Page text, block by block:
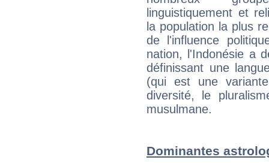
linguistiquement et
la population la plus
de l'influence
nation, l'Indonésie a
définissant une
(qui est une
diversité, le
musulmane.
Dominantes